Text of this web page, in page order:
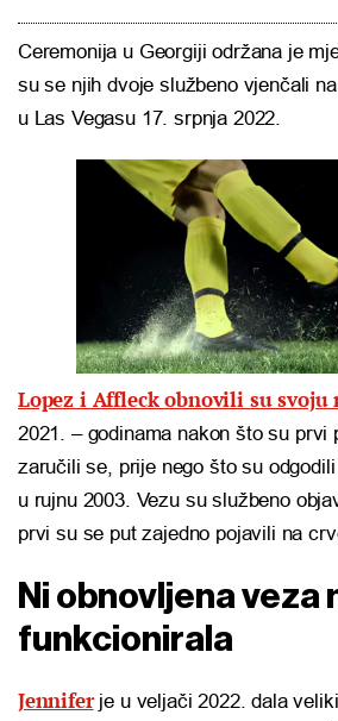
Ceremonija u Georgiji održana je
su se njih dvoje službeno vjenčali
u Las Vegasu 17. srpnja 2022.
Lopez i Affleck obnovili su svoju
2021. – godinama nakon što su prvi
zaručili se, prije nego što su
u rujnu 2003. Vezu su službeno
prvi su se put zajedno pojavili na
Ni obnovljena veza
funkcionirala
Jenniferje u veljači 2022. dala